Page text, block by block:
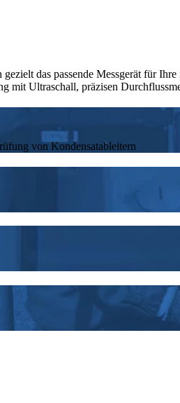
das passende Messgerät für
mit Ultraschall, präzisen
von Kondensatableitern